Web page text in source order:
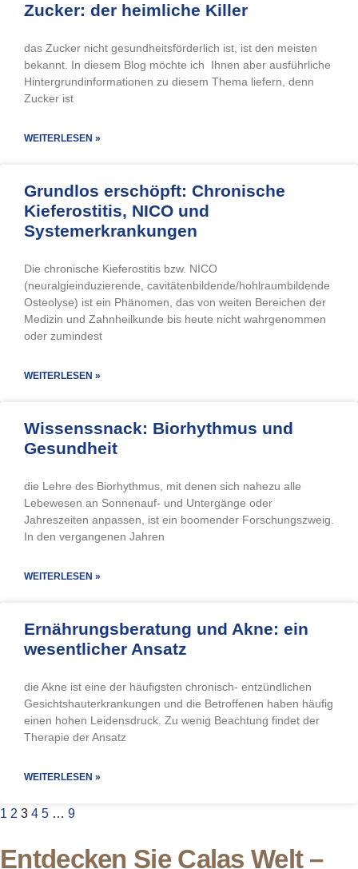
Zucker: der heimliche Killer
das Zucker nicht gesundheitsförderlich ist, ist den meisten
bekannt. In diesem Blog möchte ich Ihnen aber ausführliche
Hintergrundinformationen zu diesem Thema liefern, denn
Zucker ist
WEITERLESEN »
Grundlos erschöpft: Chronische
Kieferostitis, NICO und
Systemerkrankungen
Die chronische Kieferostitis bzw. NICO
(neuralgieinduzierende, cavitätenbildende/hohlraumbildende
Osteolyse) ist ein Phänomen, das von weiten Bereichen der
Medizin und Zahnheilkunde bis heute nicht wahrgenommen
oder zumindest
WEITERLESEN »
Wissenssnack: Biorhythmus und
Gesundheit
die Lehre des Biorhythmus, mit denen sich nahezu alle
Lebewesen an Sonnenauf- und Untergänge oder
Jahreszeiten anpassen, ist ein boomender Forschungszweig.
In den vergangenen Jahren
WEITERLESEN »
Ernährungsberatung und Akne: ein
wesentlicher Ansatz
die Akne ist eine der häufigsten chronisch- entzündlichen
Gesichtshauterkrankungen und die Betroffenen haben häufig
einen hohen Leidensdruck. Zu wenig Beachtung findet der
Therapie der Ansatz
WEITERLESEN »
1 2 3 4 5 … 9
Entdecken Sie Calas Welt –